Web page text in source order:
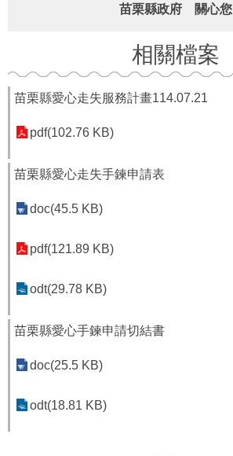
導
頁
權
告
權
告
資
苗栗縣政府 關心您
相關檔案
苗栗縣愛心走失服務計畫114.07.21
pdf(102.76 KB)
苗栗縣愛心走失手鍊申請表
doc(45.5 KB)
pdf(121.89 KB)
odt(29.78 KB)
苗栗縣愛心手鍊申請切結書
doc(25.5 KB)
odt(18.81 KB)